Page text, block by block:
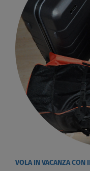
VOLA IN VACANZA CON